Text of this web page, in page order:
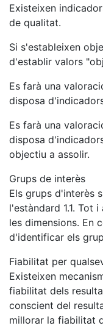
Existeixen
de qualitat.
Si s'estableixen
d'establir valors
Es farà una
disposa
Es farà una
disposa
objectiu a assolir.
Grups de interès
Els grups d'interès
l'estàndard 1.1. Tot
les dimensions. En
d'identificar els
Fiabilitat per
Existeixen
fiabilitat dels
conscient del
millorar la fiabilitat